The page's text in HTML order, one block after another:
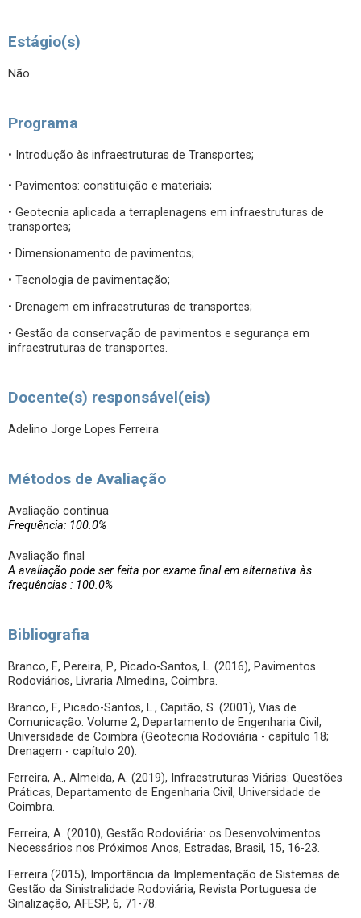
Estágio(s)
Não
Programa
• Introdução às infraestruturas de Transportes;
• Pavimentos: constituição e materiais;
• Geotecnia aplicada a terraplenagens em infraestruturas de
transportes;
• Dimensionamento de pavimentos;
• Tecnologia de pavimentação;
• Drenagem em infraestruturas de transportes;
• Gestão da conservação de pavimentos e segurança em
infraestruturas de transportes.
Docente(s) responsável(eis)
Adelino Jorge Lopes Ferreira
Métodos de Avaliação
Avaliação continua
Frequência: 100.0%
Avaliação final
A avaliação pode ser feita por exame final em alternativa às
frequências : 100.0%
Bibliografia
Branco, F., Pereira, P., Picado-Santos, L. (2016), Pavimentos
Rodoviários, Livraria Almedina, Coimbra.
Branco, F., Picado-Santos, L., Capitão, S. (2001), Vias de
Comunicação: Volume 2, Departamento de Engenharia Civil,
Universidade de Coimbra (Geotecnia Rodoviária - capítulo 18;
Drenagem - capítulo 20).
Ferreira, A., Almeida, A. (2019), Infraestruturas Viárias: Questões
Práticas, Departamento de Engenharia Civil, Universidade de
Coimbra.
Ferreira, A. (2010), Gestão Rodoviária: os Desenvolvimentos
Necessários nos Próximos Anos, Estradas, Brasil, 15, 16-23.
Ferreira (2015), Importância da Implementação de Sistemas de
Gestão da Sinistralidade Rodoviária, Revista Portuguesa de
Sinalização, AFESP, 6, 71-78.